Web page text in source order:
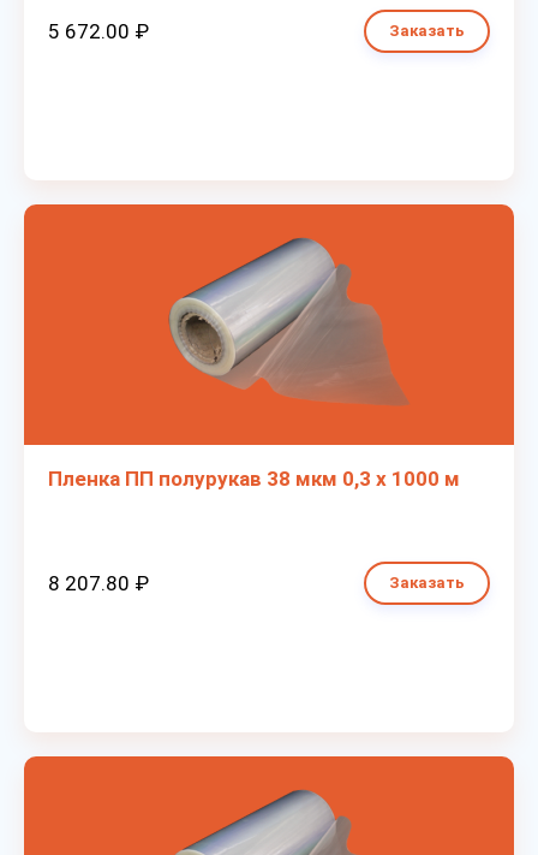
5 672.00 ₽ Заказать
Пленка ПП полурукав 38 мкм 0,3 х 1000 м
8 207.80 ₽ Заказать